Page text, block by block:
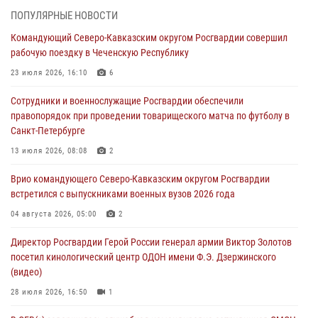
В Нижнем Новгороде состоялось Всероссийское совещание-
семинар по вопросам развития вневедомственной охраны
06 августа 2026, 14:47 10 1
В Брянске сотрудники и военнослужащие Росгвардии почтили
память Героя России Олега Визнюка
В кинологическом центре Уральского округа Росгвардии почтили
память товарищей, погибших при исполнении воинского долга
В Центральном округе Росгвардии прошли мероприятия к
108‑летию генерала армии И.К. Яковлева
06 августа 2026, 13:24
ПОПУЛЯРНЫЕ НОВОСТИ
Командующий Северо-Кавказским округом Росгвардии совершил
рабочую поездку в Чеченскую Республику
23 июля 2026, 16:10 6
Сотрудники и военнослужащие Росгвардии обеспечили
правопорядок при проведении товарищеского матча по футболу в
Санкт-Петербурге
13 июля 2026, 08:08 2
Врио командующего Северо-Кавказским округом Росгвардии
встретился с выпускниками военных вузов 2026 года
04 августа 2026, 05:00 2
Директор Росгвардии Герой России генерал армии Виктор Золотов
посетил кинологический центр ОДОН имени Ф.Э. Дзержинского
(видео)
28 июля 2026, 16:50 1